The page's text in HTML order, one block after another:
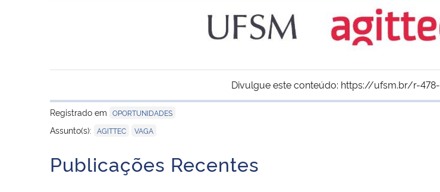
Divulgue este conteúdo: https://ufsm.br/r-478-
Registrado em OPORTUNIDADES
Assunto(s): AGITTEC VAGA
Publicações Recentes